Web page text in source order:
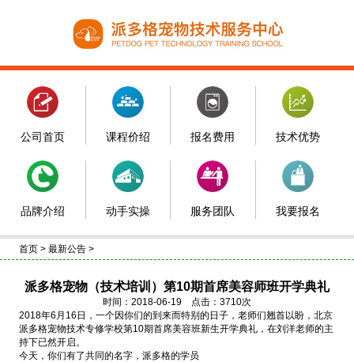
公司首页 课程价绍 报名费用 技术优势
品牌介绍 动手实操 服务团队 我要报名
首页 > 最新公告 >
派多格宠物（技术培训）第10期首席美容师班开学典礼
时间：2018-06-19 点击：3710次
2018年6月16日，一个因你们的到来而特别的日子，老师们翘首以盼，北京
派多格宠物技术专修学校第10期首席美容班新生开学典礼，在刘洋老师的主
持下已然开启。
今天，你们有了共同的名字，派多格的学员